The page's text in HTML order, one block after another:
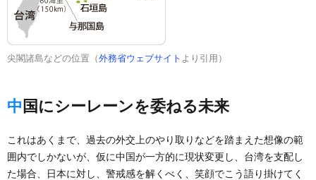
尖閣諸島などの位置（外務省ウェブサイト より引用）
中国にシーレーンを委ねる未来
これはあくまで、過去の外交上のやり取りなどを踏まえた想像の範
囲内でしかないが、仮に中国が一方的に現状変更し、台湾を支配し
た場合、日本に対し、警戒感を解くべく、笑顔でこう語り掛けてく